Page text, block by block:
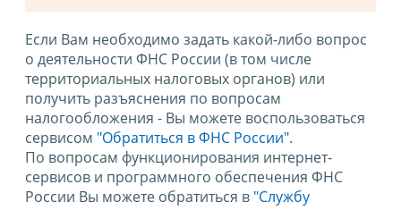
Если Вам необходимо задать какой-либо вопрос
о деятельности ФНС России (в том числе
территориальных налоговых органов) или
получить разъяснения по вопросам
налогообложения - Вы можете воспользоваться
сервисом "Обратиться в ФНС России".
По вопросам функционирования интернет-
сервисов и программного обеспечения ФНС
России Вы можете обратиться в "Службу